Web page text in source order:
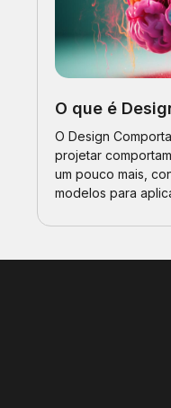
O que é
O Design
projetar
um pouco mais,
modelos para